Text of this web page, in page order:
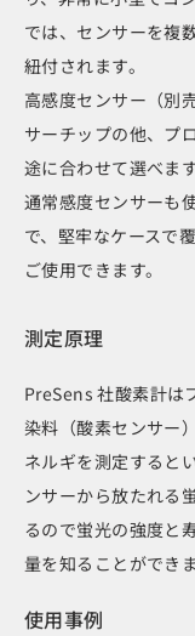
では、センサーを複
紐付されます。
高感度センサー（別
サーチップの他、プ
途に合わせて選べます
通常感度センサーも
で、堅牢なケースで
ご使用できます。
測定原理
PreSens 社酸素計は
染料（酸素センサー
ネルギを測定すると
ンサーから放たれる
るので蛍光の強度と
量を知ることができま
使用事例